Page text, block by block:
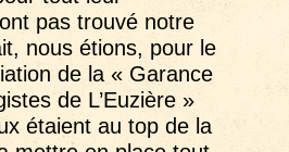
pas trouvé notre
nous étions, pour le
de la « Garance
de L’Euzière »
étaient au top de la